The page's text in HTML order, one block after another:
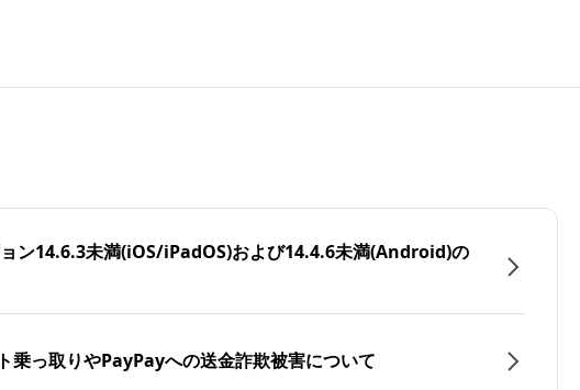
ョン14.6.3未満(iOS/iPadOS)および14.4.6未満(Android)の
乗っ取りやPayPayへの送金詐欺被害について